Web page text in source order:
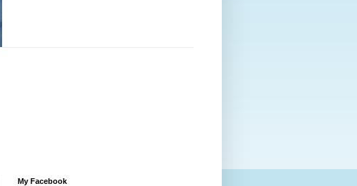
My Facebook